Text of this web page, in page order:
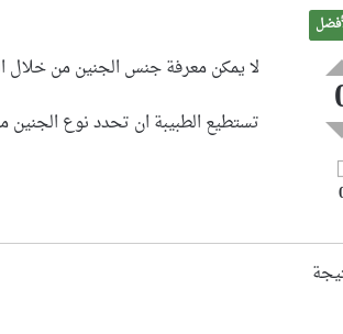
لا يمكن معرفة جنس الجنين من خلال
تستطيع الطبيبة ان تحدد نوع الجنين